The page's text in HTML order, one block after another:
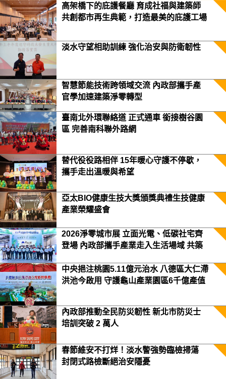
高架橋下的庇護餐廳 育成社福與建築師
共創都市再生典範，打造最美的庇護工場
淡水守望相助訓練 強化治安與防衛韌性
智慧節能技術跨領域交流 內政部攜手產
官學加速建築淨零轉型
臺南北外環聯絡道 正式通車 銜接樹谷園
區 完善南科聯外路網
替代役役路相伴 15年暖心守護不停歇，
攜手走出溫暖與希望
亞太BIO健康生技大獎頒獎典禮生技健康
產業榮耀盛會
2026淨零城市展 立面光電、低碳社宅齊
登場 內政部攜手產業走入生活場域 共築
中央挹注桃園5.11億元治水 八德區大仁滯
洪池今啟用 守護龜山產業園區6千億產值
內政部推動全民防災韌性 新北市防災士
培訓突破 2 萬人
春節維安不打烊！淡水警強勢臨檢掃蕩
封閉式路檢斷絕治安隱憂